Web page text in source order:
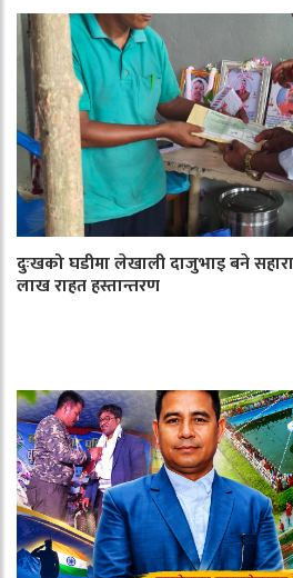
दुःखको घडीमा लेखाली दाजुभाइ बने
लाख राहत हस्तान्तरण